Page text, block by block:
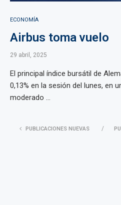
ECONOMÍA
Airbus toma vuelo
29 abril, 2025
El principal índice bursátil de
0,13% en la sesión del lunes, en
moderado ...
PUBLICACIONES NUEVAS